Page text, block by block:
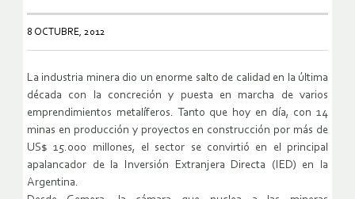
8 OCTUBRE, 2012
La industria minera dio un enorme salto de calidad en la última
década con la concreción y puesta en marcha de varios
emprendimientos metalíferos. Tanto que hoy en día, con 14
minas en producción y proyectos en construcción por más de
US$ 15.000 millones, el sector se convirtió en el principal
apalancador de la Inversión Extranjera Directa (IED) en la
Argentina.